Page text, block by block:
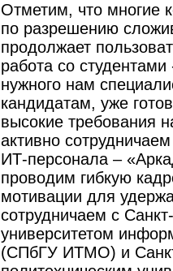
Отметим, что многие
по разрешению
продолжает
работа со
нужного нам
кандидатам, уже
высокие требования
активно
ИТ-персонала –
проводим гибкую
мотивации для
сотрудничаем с
университетом
(СПбГУ ИТМО) и